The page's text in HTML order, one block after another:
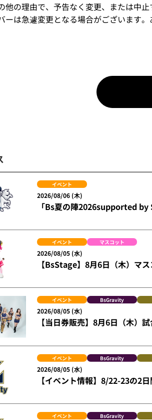
他の理由で、予告なく変更、または中止
ーは急遽変更となる場合がございます。
イベント
2026/08/06 (木)
「Bs夏の陣2026supported by
イベント マスコット
2026/08/05 (水)
【BsStage】8月6日（木）マ
イベント BsGravity
2026/08/05 (水)
【当日券販売】8月6日（木）
イベント BsGravity
2026/08/05 (水)
【イベント情報】8/22-23の2
イベント BsGravity